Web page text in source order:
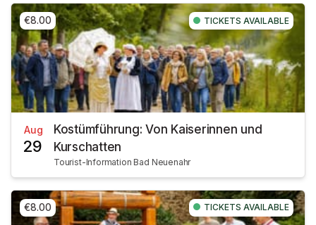
€8.00 TICKETS AVAILABLE
Aug
29
Kostümführung: Von Kaiserinnen und
Kurschatten
Tourist-Information Bad Neuenahr
€8.00 TICKETS AVAILABLE